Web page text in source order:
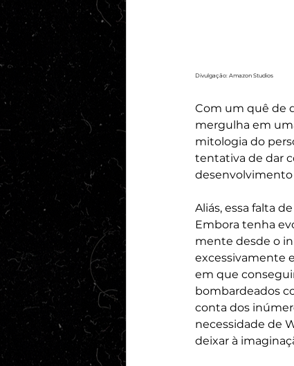
Divulgação: Amazon Studios
Com um quê de
mergulha em
mitologia do
tentativa de dar
Aliás, essa falta
Embora tenha
mente desde o
excessivamente
em que
bombardeados
conta dos
necessidade de
deixar à